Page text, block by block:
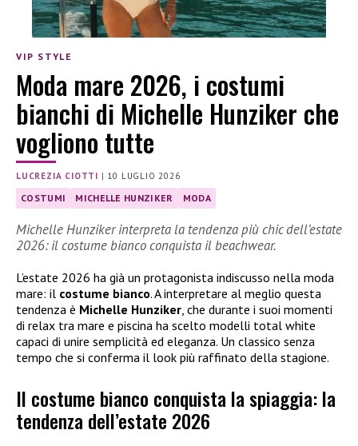
VIP STYLE
Moda mare 2026, i costumi
bianchi di Michelle Hunziker che
vogliono tutte
LUCREZIA CIOTTI | 10 LUGLIO 2026
COSTUMI MICHELLE HUNZIKER MODA
Michelle Hunziker interpreta la tendenza più chic dell’estate
2026: il costume bianco conquista il beachwear.
L’estate 2026 ha già un protagonista indiscusso nella moda
mare: il costume bianco. A interpretare al meglio questa
tendenza è Michelle Hunziker, che durante i suoi momenti
di relax tra mare e piscina ha scelto modelli total white
capaci di unire semplicità ed eleganza. Un classico senza
tempo che si conferma il look più raffinato della stagione.
Il costume bianco conquista la spiaggia: la
tendenza dell’estate 2026